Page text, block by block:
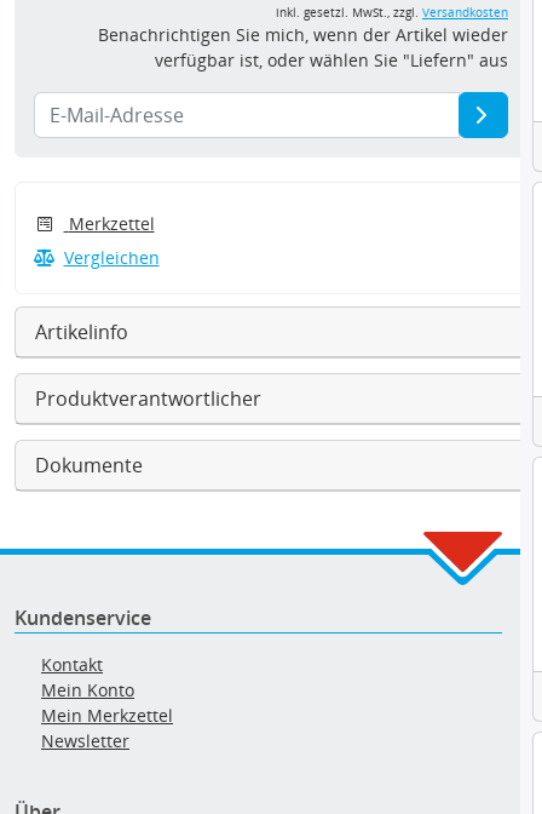
inkl. gesetzl. MwSt., zzgl. Versandkosten
Benachrichtigen Sie mich, wenn der Artikel wieder
verfügbar ist, oder wählen Sie "Liefern" aus
Merkzettel
Vergleichen
Artikelinfo
Produktverantwortlicher
Dokumente
Kundenservice
Kontakt
Mein Konto
Mein Merkzettel
Newsletter